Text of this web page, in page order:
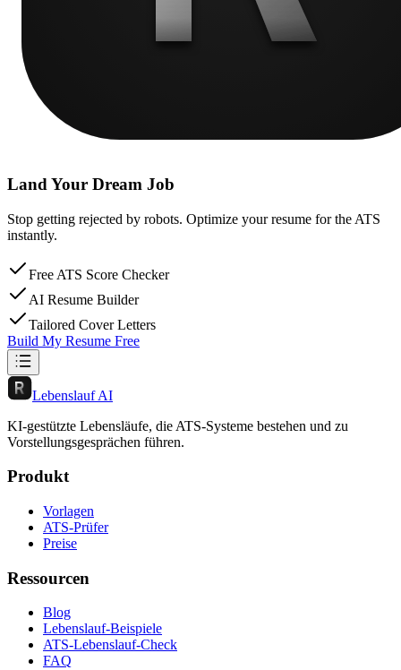
Land Your Dream Job
Stop getting rejected by robots. Optimize your resume for the ATS
instantly.
Free ATS Score Checker
AI Resume Builder
Tailored Cover Letters
Build My Resume Free
Lebenslauf AI
KI-gestützte Lebensläufe, die ATS-Systeme bestehen und zu
Vorstellungsgesprächen führen.
Produkt
Vorlagen
ATS-Prüfer
Preise
Ressourcen
Blog
Lebenslauf-Beispiele
ATS-Lebenslauf-Check
FAQ